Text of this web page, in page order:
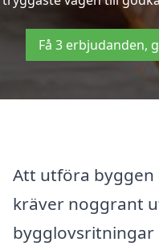
Få 3 erbjudanden,
Att utföra
kräver noggrant
bygglovsritningar